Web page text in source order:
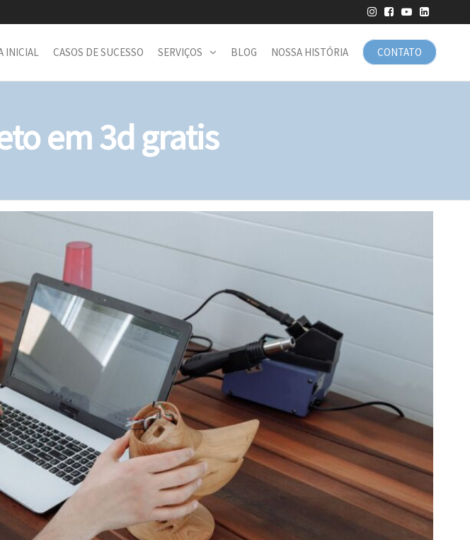
CONTATO
INICIAL CASOS DE SUCESSO SERVIÇOS BLOG NOSSA HISTÓRIA
em 3d gratis